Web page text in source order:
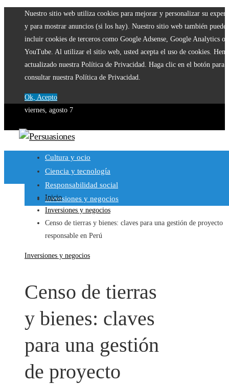
Nuestro sitio web utiliza cookies para mejorar y personalizar su
y para mostrar anuncios (si los hay). Nuestro sitio web también puede
incluir cookies de terceros como Google Adsense, Google Analytics o
YouTube. Al utilizar el sitio web, usted acepta el uso de cookies.
actualizado nuestra Política de Privacidad. Haga clic en el botón para
consultar nuestra Política de Privacidad.
Ok, Acepto
viernes, agosto 7
Cultura y ocio
Ciencia y tecnología
Responsabilidad social
Inversiones y negocios
Inicio
Inversiones y negocios
Censo de tierras y bienes: claves para una gestión de proyecto
responsable en Perú
Inversiones y negocios
Censo de tierras
y bienes: claves
para una gestión
de proyecto